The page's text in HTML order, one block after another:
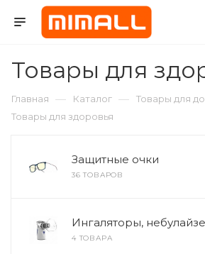
Товары для
Главная — Каталог — Товары для
Товары для здоровья
Защитные очки
36 ТОВАРОВ
Ингаляторы,
4 ТОВАРА